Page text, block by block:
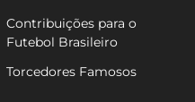
Contribuições para o
Futebol Brasileiro
Torcedores Famosos